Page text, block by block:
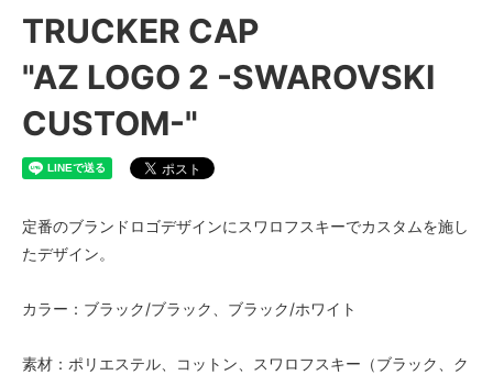
TRUCKER CAP
"AZ LOGO 2 -SWAROVSKI
CUSTOM-"
定番のブランドロゴデザインにスワロフスキーでカスタムを施し
たデザイン。
カラー：ブラック/ブラック、ブラック/ホワイト
素材：ポリエステル、コットン、スワロフスキー（ブラック、ク